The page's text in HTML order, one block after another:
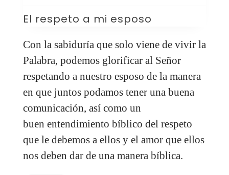
El respeto a mi esposo
Con la sabiduría que solo viene de vivir la
Palabra, podemos glorificar al Señor
respetando a nuestro esposo de la manera
en que juntos podamos tener una buena
comunicación, así como un
buen entendimiento bíblico del respeto
que le debemos a ellos y el amor que ellos
nos deben dar de una manera bíblica.